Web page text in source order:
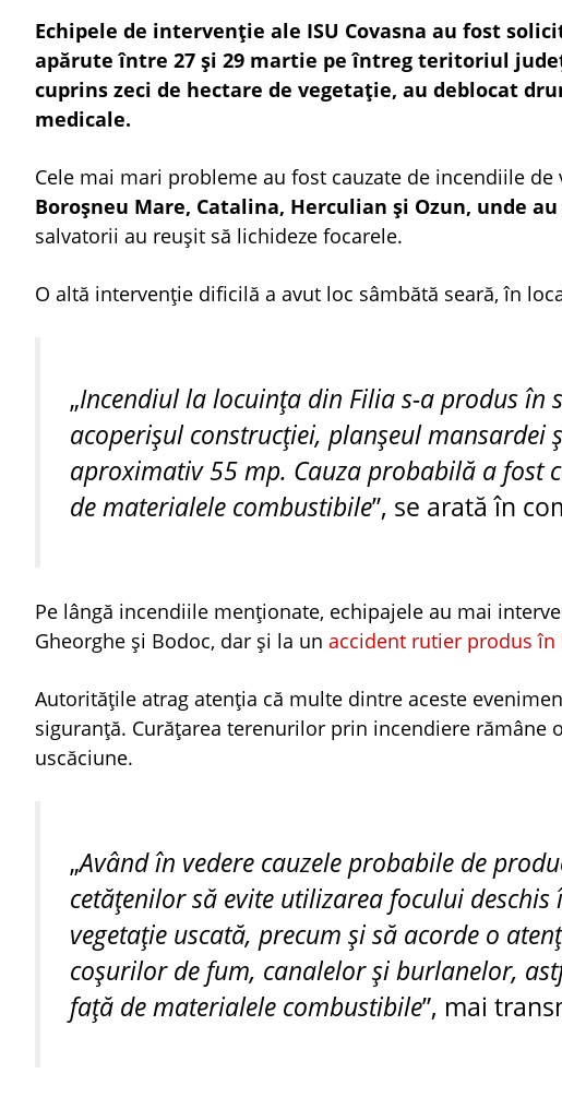
Echipele de intervenție ale ISU Covasna au fost
apărute între 27 și 29 martie pe întreg teritoriul
cuprins zeci de hectare de vegetație, au deblocat
medicale.
Cele mai mari probleme au fost cauzate de incendiile
Boroșneu Mare, Catalina, Herculian și Ozun, unde
salvatorii au reușit să lichideze focarele.
O altă intervenție dificilă a avut loc sâmbătă seară, în
„Incendiul la locuința din Filia s-a produs în
acoperișul construcției, planșeul
aproximativ 55 mp. Cauza probabilă a fost
de materialele combustibile”, se arată în
Pe lângă incendiile menționate, echipajele au mai
Gheorghe și Bodoc, dar și la un accident rutier produs în
Autoritățile atrag atenția că multe dintre aceste
siguranță. Curățarea terenurilor prin incendiere rămâne
uscăciune.
„Având în vedere cauzele probabile de
cetățenilor să evite utilizarea focului
vegetație uscată, precum și să acorde o
coșurilor de fum, canalelor și burlanelor,
față de materialele combustibile”, mai